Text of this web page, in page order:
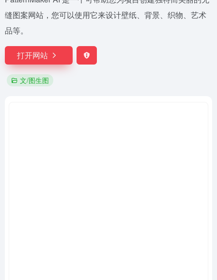
缝图案网站，您可以使用它来设计壁纸、背景、织物、艺术
品等。
打开网站
文/图生图